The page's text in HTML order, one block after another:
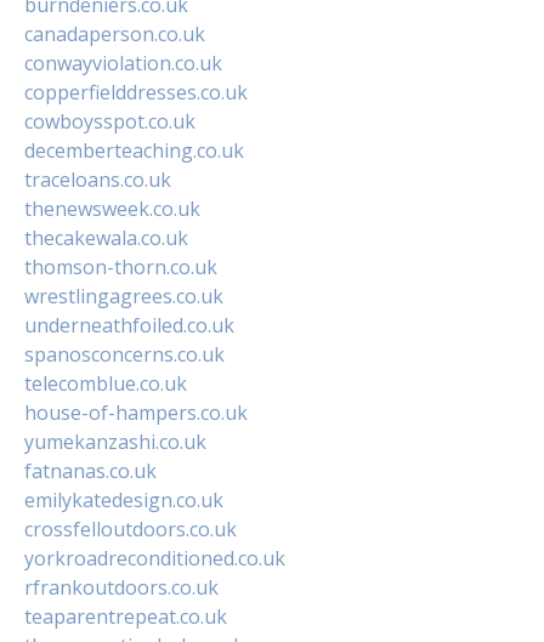
canadaperson.co.uk
conwayviolation.co.uk
copperfielddresses.co.uk
cowboysspot.co.uk
decemberteaching.co.uk
traceloans.co.uk
thenewsweek.co.uk
thecakewala.co.uk
thomson-thorn.co.uk
wrestlingagrees.co.uk
underneathfoiled.co.uk
spanosconcerns.co.uk
telecomblue.co.uk
house-of-hampers.co.uk
yumekanzashi.co.uk
fatnanas.co.uk
emilykatedesign.co.uk
crossfelloutdoors.co.uk
yorkroadreconditioned.co.uk
rfrankoutdoors.co.uk
teaparentrepeat.co.uk